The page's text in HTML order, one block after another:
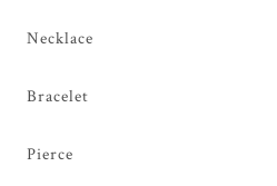
Necklace
Bracelet
Pierce